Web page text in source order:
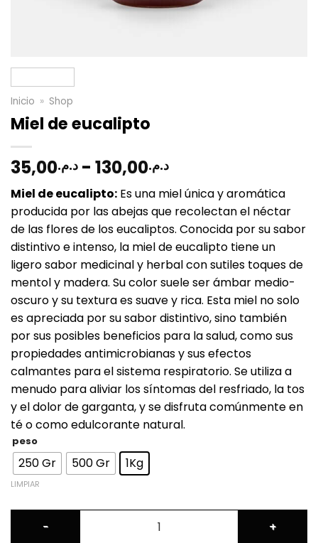
Inicio » Shop
Miel de eucalipto
د.م.35,00 - د.م.130,00 Rango
de
precios:
desde
د.م.35,00
hasta
د.م.130,00
Miel de eucalipto: Es una miel única y aromática
producida por las abejas que recolectan el néctar
de las flores de los eucaliptos. Conocida por su sabor
distintivo e intenso, la miel de eucalipto tiene un
ligero sabor medicinal y herbal con sutiles toques de
mentol y madera. Su color suele ser ámbar medio-
oscuro y su textura es suave y rica. Esta miel no solo
es apreciada por su sabor distintivo, sino también
por sus posibles beneficios para la salud, como sus
propiedades antimicrobianas y sus efectos
calmantes para el sistema respiratorio. Se utiliza a
menudo para aliviar los síntomas del resfriado, la tos
y el dolor de garganta, y se disfruta comúnmente en
té o como edulcorante natural.
peso
250 Gr 500 Gr 1Kg
LIMPIAR